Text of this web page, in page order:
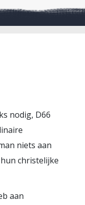
nodig, D66
niets aan
christelijke
aan